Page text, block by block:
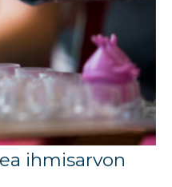
ihmisarvon